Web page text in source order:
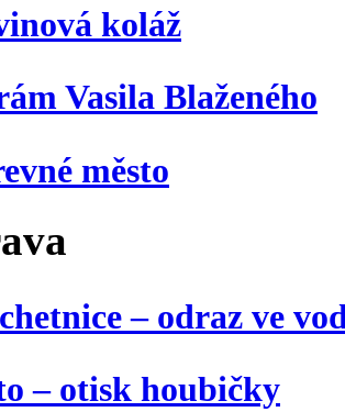
koláž
Vasila Blaženého
město
– odraz ve
– otisk houbičky